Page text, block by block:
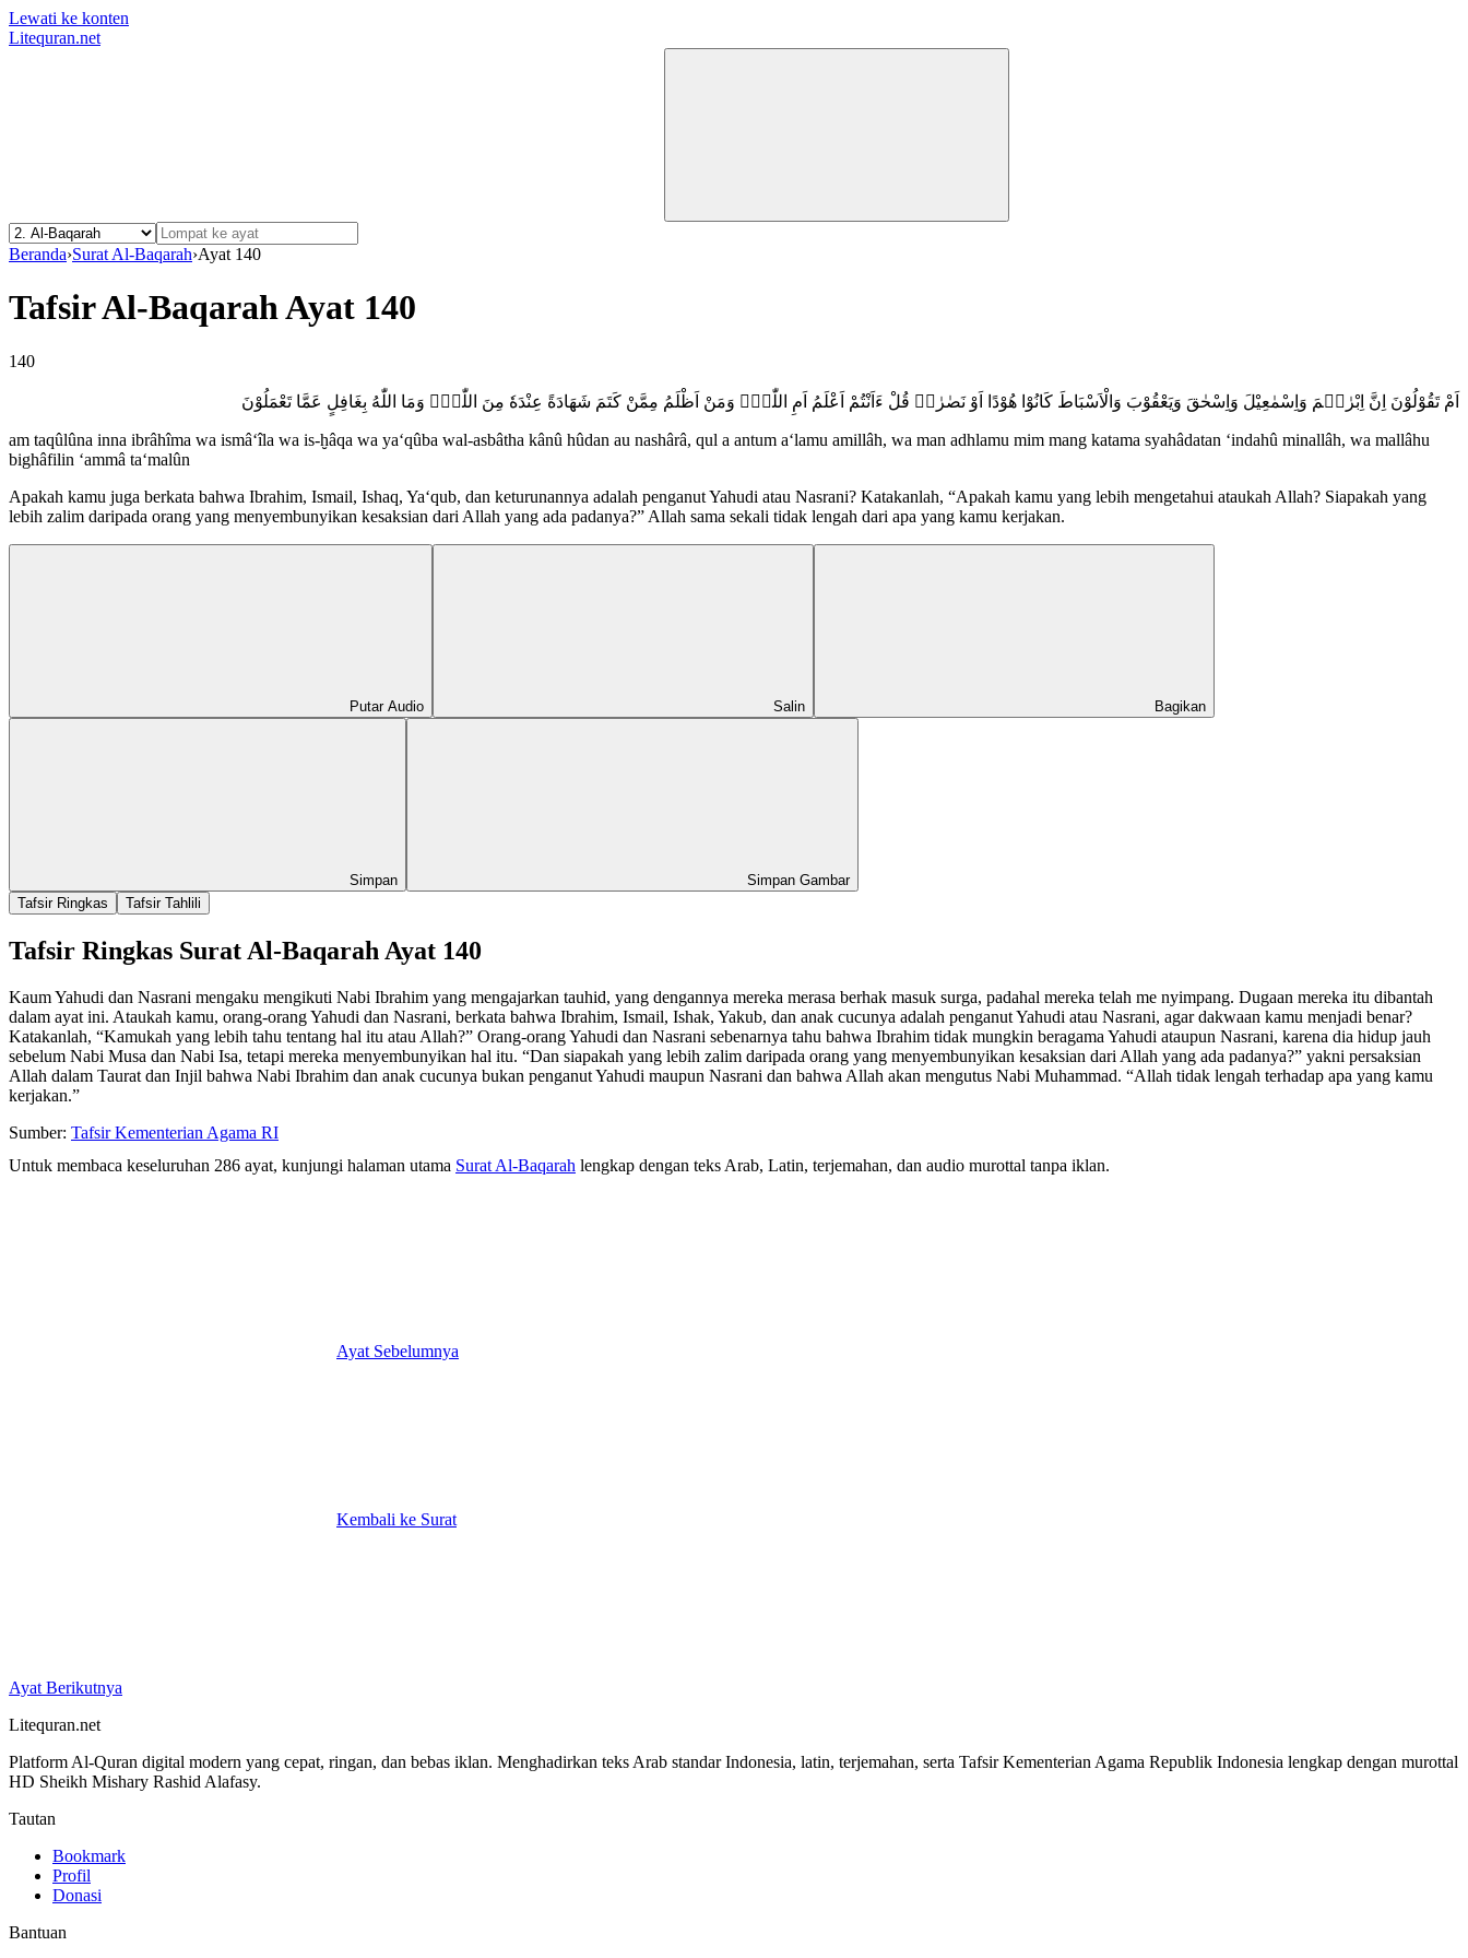
Lewati ke konten
Litequran.net
Beranda›Surat Al-Baqarah›Ayat 140
Tafsir Al-Baqarah Ayat 140
140
اَمْ تَقُوْلُوْنَ اِنَّ اِبْرٰهٖمَ وَاِسْمٰعِيْلَ وَاِسْحٰقَ وَيَعْقُوْبَ وَالْاَسْبَاطَ كَانُوْا هُوْدًا اَوْ نَصٰرٰىۗ قُلْ ءَاَنْتُمْ اَعْلَمُ اَمِ اللّٰهُۗ وَمَنْ اَظْلَمُ مِمَّنْ كَتَمَ شَهَادَةً عِنْدَهٗ مِنَ اللّٰهِۗ وَمَا اللّٰهُ بِغَافِلٍ عَمَّا تَعْمَلُوْنَ
am taqûlûna inna ibrâhîma wa ismâ‘îla wa is-ḫâqa wa ya‘qûba wal-asbâtha kânû hûdan au nashârâ, qul a antum a‘lamu amillâh, wa man adhlamu mim mang katama syahâdatan ‘indahû minallâh, wa mallâhu
bighâfilin ‘ammâ ta‘malûn
Apakah kamu juga berkata bahwa Ibrahim, Ismail, Ishaq, Ya‘qub, dan keturunannya adalah penganut Yahudi atau Nasrani? Katakanlah, “Apakah kamu yang lebih mengetahui ataukah Allah? Siapakah yang
lebih zalim daripada orang yang menyembunyikan kesaksian dari Allah yang ada padanya?” Allah sama sekali tidak lengah dari apa yang kamu kerjakan.
Putar Audio Salin Bagikan
Simpan
Simpan Gambar
Tafsir Ringkas
Tafsir Tahlili
Tafsir Ringkas Surat Al-Baqarah Ayat 140
Kaum Yahudi dan Nasrani mengaku mengikuti Nabi Ibrahim yang mengajarkan tauhid, yang dengannya mereka merasa berhak masuk surga, padahal mereka telah me nyimpang. Dugaan mereka itu dibantah
dalam ayat ini. Ataukah kamu, orang-orang Yahudi dan Nasrani, berkata bahwa Ibrahim, Ismail, Ishak, Yakub, dan anak cucunya adalah penganut Yahudi atau Nasrani, agar dakwaan kamu menjadi benar?
Katakanlah, “Kamukah yang lebih tahu tentang hal itu atau Allah?” Orang-orang Yahudi dan Nasrani sebenarnya tahu bahwa Ibrahim tidak mungkin beragama Yahudi ataupun Nasrani, karena dia hidup jauh
sebelum Nabi Musa dan Nabi Isa, tetapi mereka menyembunyikan hal itu. “Dan siapakah yang lebih zalim daripada orang yang menyembunyikan kesaksian dari Allah yang ada padanya?” yakni persaksian
Allah dalam Taurat dan Injil bahwa Nabi Ibrahim dan anak cucunya bukan penganut Yahudi maupun Nasrani dan bahwa Allah akan mengutus Nabi Muhammad. “Allah tidak lengah terhadap apa yang kamu
kerjakan.”
Sumber: Tafsir Kementerian Agama RI
Untuk membaca keseluruhan 286 ayat, kunjungi halaman utama Surat Al-Baqarah lengkap dengan teks Arab, Latin, terjemahan, dan audio murottal tanpa iklan.
Ayat Sebelumnya
Kembali ke Surat
Ayat Berikutnya
Litequran.net
Platform Al-Quran digital modern yang cepat, ringan, dan bebas iklan. Menghadirkan teks Arab standar Indonesia, latin, terjemahan, serta Tafsir Kementerian Agama Republik Indonesia lengkap dengan murottal
HD Sheikh Mishary Rashid Alafasy.
Tautan
Bookmark
Profil
Donasi
Bantuan